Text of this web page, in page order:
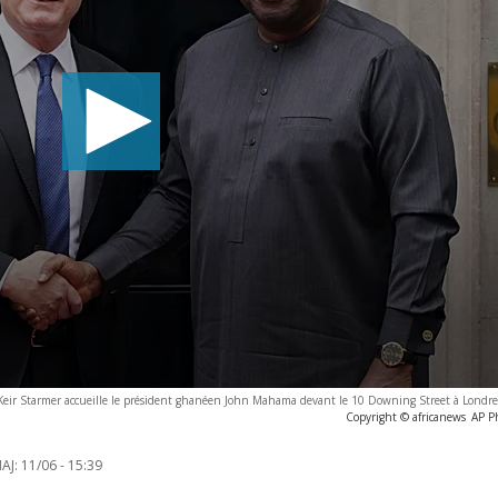
Starmer accueille le président ghanéen John Mahama devant le 10 Downing Street à
Copyright © africanews AP
11/06 - 15:39